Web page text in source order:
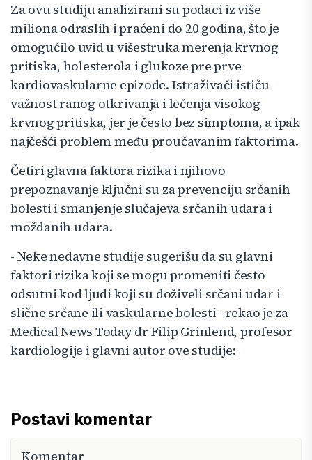
Za ovu studiju analizirani su podaci iz više
miliona odraslih i praćeni do 20 godina, što je
omogućilo uvid u višestruka merenja krvnog
pritiska, holesterola i glukoze pre prve
kardiovaskularne epizode. Istraživači ističu
važnost ranog otkrivanja i lečenja visokog
krvnog pritiska, jer je često bez simptoma, a ipak
najčešći problem među proučavanim faktorima.
Četiri glavna faktora rizika i njihovo
prepoznavanje ključni su za prevenciju srčanih
bolesti i smanjenje slučajeva srčanih udara i
moždanih udara.
- Neke nedavne studije sugerišu da su glavni
faktori rizika koji se mogu promeniti često
odsutni kod ljudi koji su doživeli srčani udar i
slične srčane ili vaskularne bolesti - rekao je za
Medical News Today dr Filip Grinlend, profesor
kardiologije i glavni autor ove studije:
Postavi komentar